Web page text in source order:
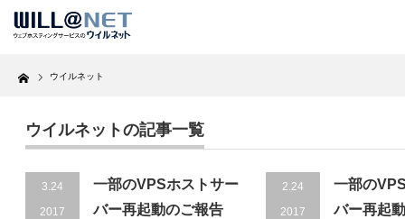
Home ウイルネット
ウイルネットの記事一覧
3.24
2017
一部のVPSホストサー
バー再起動のご報告
2.24
2017
一部の
バー再起